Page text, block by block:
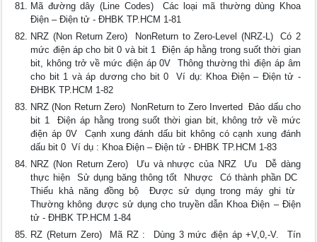
Mã đường dây (Line Codes)  Các loại mã thường dùng Khoa
Điện – Điện tử - ĐHBK TP.HCM 1-81
NRZ (Non Return Zero)  NonReturn to Zero-Level (NRZ-L)  Có 2
mức điện áp cho bit 0 và bit 1  Điện áp hằng trong suốt thời gian
bit, không trở về mức điện áp 0V  Thông thường thì điện áp âm
cho bit 1 và áp dương cho bit 0  Ví dụ: Khoa Điện – Điện tử -
ĐHBK TP.HCM 1-82
NRZ (Non Return Zero)  NonReturn to Zero Inverted  Đảo dấu cho
bit 1  Điện áp hằng trong suốt thời gian bit, không trở về mức
điện áp 0V  Cạnh xung đánh dấu bit không có cạnh xung đánh
dấu bit 0  Ví dụ : Khoa Điện – Điện tử - ĐHBK TP.HCM 1-83
NRZ (Non Return Zero)  Ưu và nhược của NRZ  Ưu  Dễ dàng
thực hiện  Sử dụng băng thông tốt  Nhược  Có thành phần DC 
Thiếu khả năng đồng bộ  Được sử dụng trong máy ghi từ 
Thường không được sử dụng cho truyền dẫn Khoa Điện – Điện
tử - ĐHBK TP.HCM 1-84
RZ (Return Zero)  Mã RZ :  Dùng 3 mức điện áp +V,0,-V.  Tín